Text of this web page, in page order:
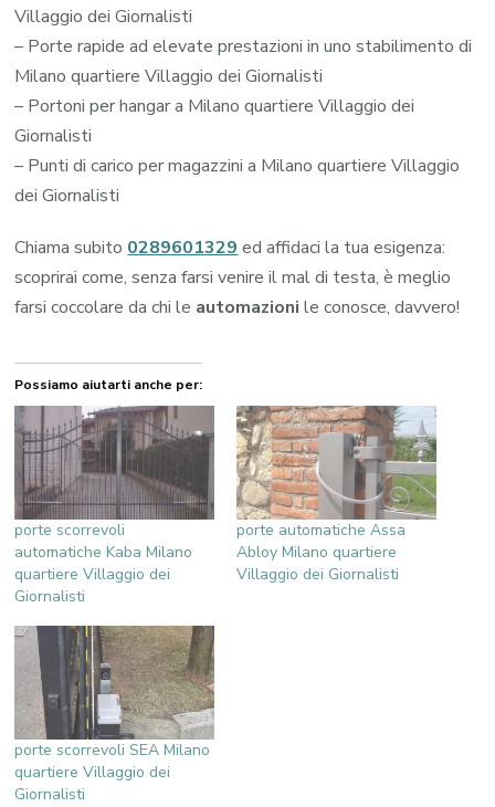
Villaggio dei Giornalisti
– Porte rapide ad elevate prestazioni in uno stabilimento di
Milano quartiere Villaggio dei Giornalisti
– Portoni per hangar a Milano quartiere Villaggio dei
Giornalisti
– Punti di carico per magazzini a Milano quartiere Villaggio
dei Giornalisti
Chiama subito 0289601329 ed affidaci la tua esigenza:
scoprirai come, senza farsi venire il mal di testa, è meglio
farsi coccolare da chi le automazioni le conosce, davvero!
Possiamo aiutarti anche per:
porte scorrevoli
automatiche Kaba Milano
quartiere Villaggio dei
Giornalisti
porte automatiche Assa
Abloy Milano quartiere
Villaggio dei Giornalisti
porte scorrevoli SEA Milano
quartiere Villaggio dei
Giornalisti